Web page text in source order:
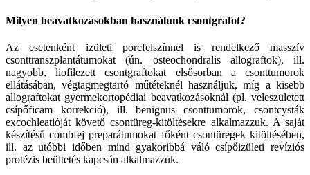
Milyen beavatkozásokban használunk csontgrafot?
Az esetenként izületi porcfelszínnel is rendelkező masszív
csonttranszplantátumokat (ún. osteochondralis allograftok), ill.
nagyobb, liofilezett csontgraftokat elsősorban a csonttumorok
ellátásában, végtagmegtartó műtéteknél használjuk, míg a kisebb
allograftokat gyermekortopédiai beavatkozásoknál (pl. veleszületett
csípőficam korrekció), ill. benignus csonttumorok, csontcysták
excochleatióját követő csontüreg-kitöltésekre alkalmazzuk. A saját
készítésű combfej preparátumokat főként csontüregek kitöltésében,
ill. az utóbbi időben mind gyakoribbá váló csípőizületi revíziós
protézis beültetés kapcsán alkalmazzuk.